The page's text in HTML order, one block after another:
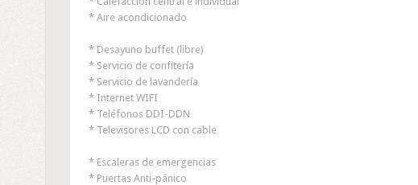
* Aire acondicionado
* Desayuno buffet (libre)
* Servicio de confitería
* Servicio de lavandería
* Internet WIFI
* Teléfonos DDI-DDN
* Televisores LCD con cable
* Escaleras de emergencias
* Puertas Anti-pánico